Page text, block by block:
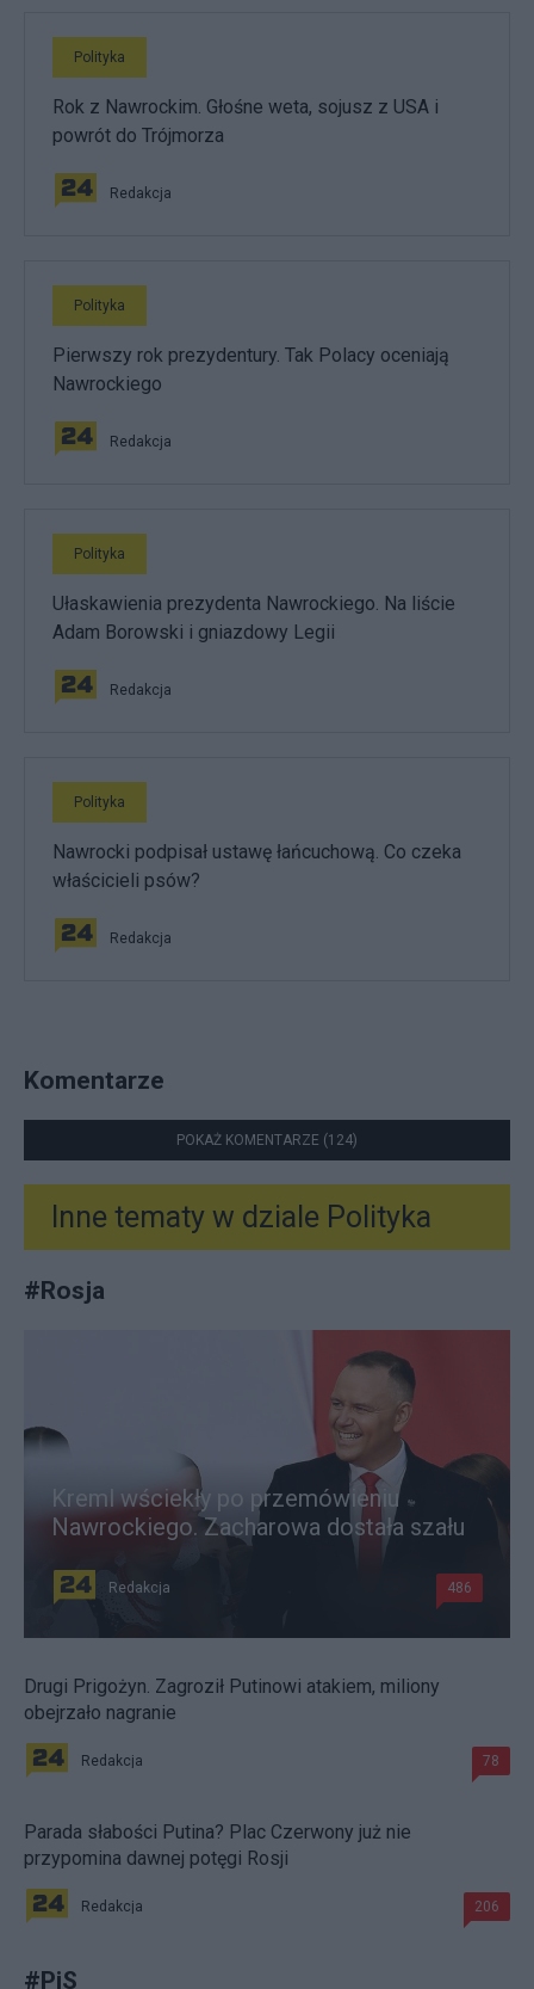
Polityka
Rok z Nawrockim. Głośne weta, sojusz z USA i
powrót do Trójmorza
Redakcja
Polityka
Pierwszy rok prezydentury. Tak Polacy oceniają
Nawrockiego
Redakcja
Polityka
Ułaskawienia prezydenta Nawrockiego. Na liście
Adam Borowski i gniazdowy Legii
Redakcja
Polityka
Nawrocki podpisał ustawę łańcuchową. Co czeka
właścicieli psów?
Redakcja
Komentarze
POKAŻ KOMENTARZE (124)
Inne tematy w dziale Polityka
#Rosja
Kreml wściekły po przemówieniu
Nawrockiego. Zacharowa dostała szału
Redakcja 486
Drugi Prigożyn. Zagroził Putinowi atakiem, miliony
obejrzało nagranie
Redakcja 78
Parada słabości Putina? Plac Czerwony już nie
przypomina dawnej potęgi Rosji
Redakcja 206
#PiS